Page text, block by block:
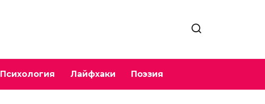
Психология Лайфхаки Поэзия